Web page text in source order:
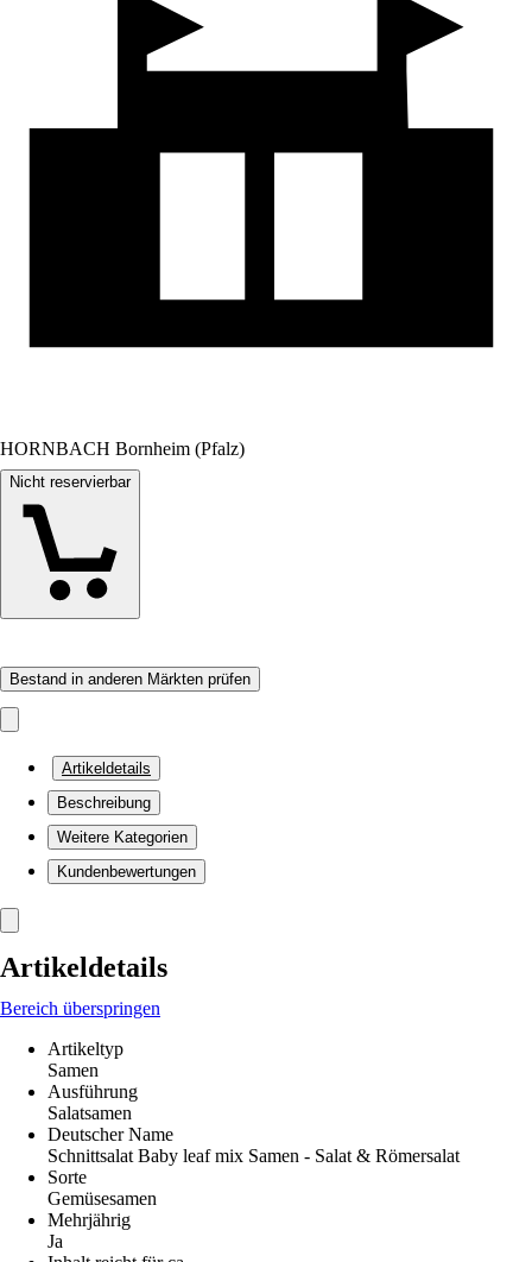
HORNBACH Bornheim (Pfalz)
Nicht reservierbar
Bestand in anderen Märkten prüfen
Artikeldetails
Beschreibung
Weitere Kategorien
Kundenbewertungen
Artikeldetails
Bereich überspringen
Artikeltyp
Samen
Ausführung
Salatsamen
Deutscher Name
Schnittsalat Baby leaf mix Samen - Salat & Römersalat
Sorte
Gemüsesamen
Mehrjährig
Ja